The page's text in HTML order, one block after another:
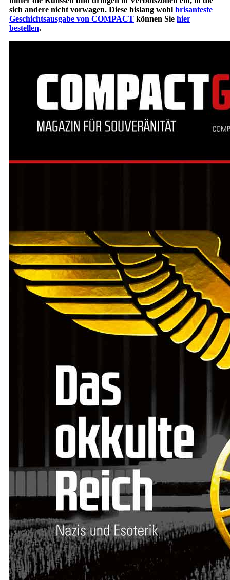
sich andere nicht vorwagen. Diese bislang wohl brisanteste
Geschichtsausgabe von COMPACT können Sie hier
bestellen.